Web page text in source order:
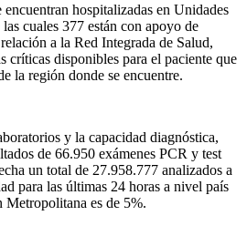
encuentran hospitalizadas en Unidades
cuales 377 están con apoyo de
a la Red Integrada de Salud,
críticas disponibles para el paciente que
la región donde se encuentre.
y la capacidad diagnóstica,
de 66.950 exámenes PCR y test
un total de 27.958.777 analizados a
para las últimas 24 horas a nivel país
Metropolitana es de 5%.